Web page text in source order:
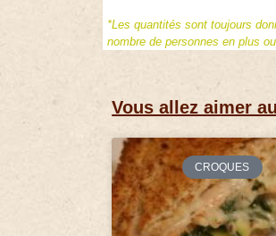
*Les quantités sont toujours
nombre de personnes en plus
Vous allez aimer
CROQUES